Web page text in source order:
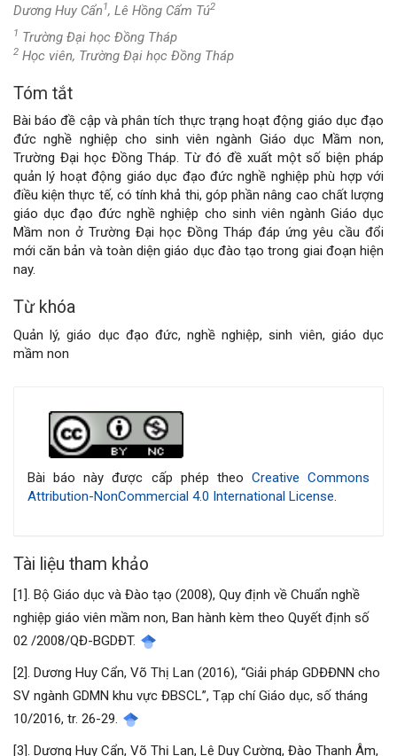
Dương Huy Cẩn1, Lê Hồng Cẩm Tú2
1 Trường Đại học Đồng Tháp
2 Học viên, Trường Đại học Đồng Tháp
Nội
dung
chính
của
bài
Tóm tắt
Bài báo đề cập và phân tích thực trạng hoạt động giáo dục đạo
đức nghề nghiệp cho sinh viên ngành Giáo dục Mầm non,
Trường Đại học Đồng Tháp. Từ đó đề xuất một số biện pháp
quản lý hoạt động giáo dục đạo đức nghề nghiệp phù hợp với
điều kiện thực tế, có tính khả thi, góp phần nâng cao chất lượng
giáo dục đạo đức nghề nghiệp cho sinh viên ngành Giáo dục
Mầm non ở Trường Đại học Đồng Tháp đáp ứng yêu cầu đổi
mới căn bản và toàn diện giáo dục đào tạo trong giai đoạn hiện
nay.
Từ khóa
Quản lý, giáo dục đạo đức, nghề nghiệp, sinh viên, giáo dục
mầm non
bài
Bài báo này được cấp phép theo Creative Commons
Attribution-NonCommercial 4.0 International License.
Tài liệu tham khảo
[1]. Bộ Giáo dục và Đào tạo (2008), Quy định về Chuẩn nghề
nghiệp giáo viên mầm non, Ban hành kèm theo Quyết định số
02 /2008/QĐ-BGDĐT.
[2]. Dương Huy Cẩn, Võ Thị Lan (2016), “Giải pháp GDĐĐNN cho
SV ngành GDMN khu vực ĐBSCL”, Tạp chí Giáo dục, số tháng
10/2016, tr. 26-29.
[3]. Dương Huy Cẩn, Võ Thị Lan, Lê Duy Cường, Đào Thanh Âm,